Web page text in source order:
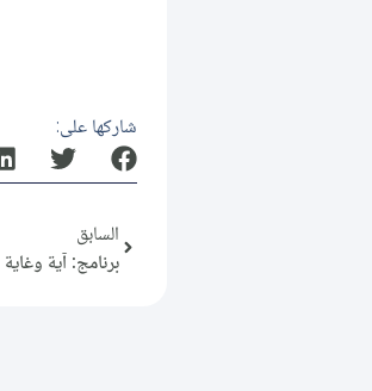
شاركها على:
السابق
برنامج: آية وغاية (15) عنوان الحلقة: